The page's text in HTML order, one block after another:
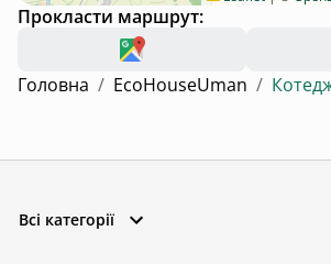
Прокласти маршрут:
Головна / EcoHouseUman /
Всі категорії